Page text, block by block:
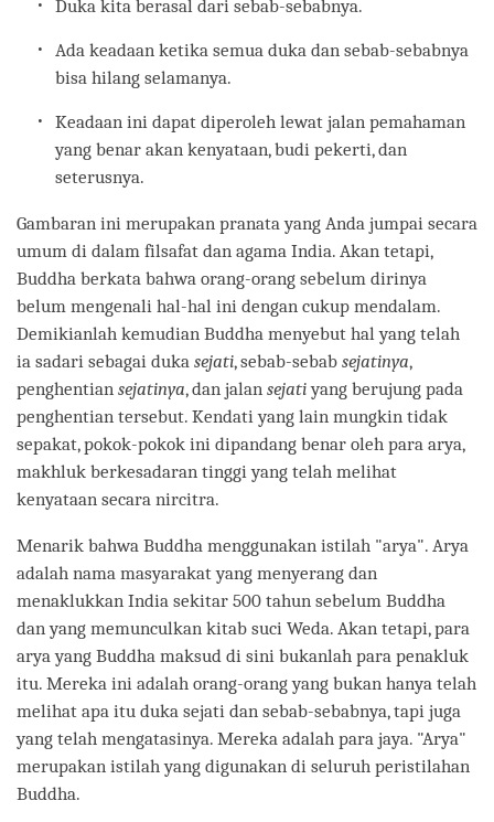
Duka kita berasal dari sebab-sebabnya.
Ada keadaan ketika semua duka dan sebab-sebabnya
bisa hilang selamanya.
Keadaan ini dapat diperoleh lewat jalan pemahaman
yang benar akan kenyataan, budi pekerti, dan
seterusnya.
Gambaran ini merupakan pranata yang Anda jumpai secara
umum di dalam filsafat dan agama India. Akan tetapi,
Buddha berkata bahwa orang-orang sebelum dirinya
belum mengenali hal-hal ini dengan cukup mendalam.
Demikianlah kemudian Buddha menyebut hal yang telah
ia sadari sebagai duka sejati, sebab-sebab sejatinya,
penghentian sejatinya, dan jalan sejatiyang berujung pada
penghentian tersebut. Kendati yang lain mungkin tidak
sepakat, pokok-pokok ini dipandang benar oleh para arya,
makhluk berkesadaran tinggi yang telah melihat
kenyataan secara nircitra.
Menarik bahwa Buddha menggunakan istilah "arya". Arya
adalah nama masyarakat yang menyerang dan
menaklukkan India sekitar 500 tahun sebelum Buddha
dan yang memunculkan kitab suci Weda. Akan tetapi, para
arya yang Buddha maksud di sini bukanlah para penakluk
itu. Mereka ini adalah orang-orang yang bukan hanya telah
melihat apa itu duka sejati dan sebab-sebabnya, tapi juga
yang telah mengatasinya. Mereka adalah para jaya. "Arya"
merupakan istilah yang digunakan di seluruh peristilahan
Buddha.